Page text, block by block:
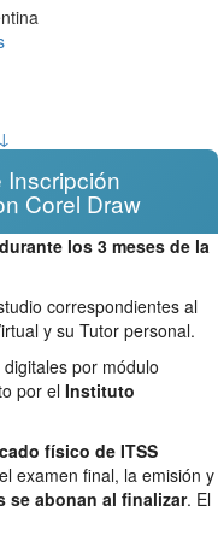
Inscripción
Corel Draw
los 3 meses de la
correspondientes al
y su Tutor personal.
por módulo
por elInstituto
físico de ITSS
examen final, la emisión y
se abonan al finalizar. El